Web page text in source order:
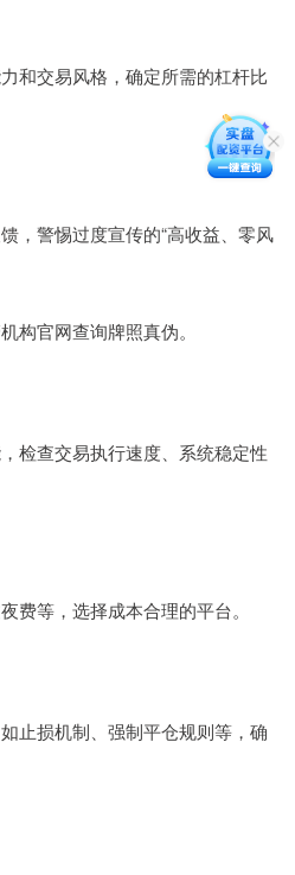
和交易风格，确定所需的杠杆比
，警惕过度宣传的“高收益、零风
构官网查询牌照真伪。
检查交易执行速度、系统稳定性
费等，选择成本合理的平台。
止损机制、强制平仓规则等，确